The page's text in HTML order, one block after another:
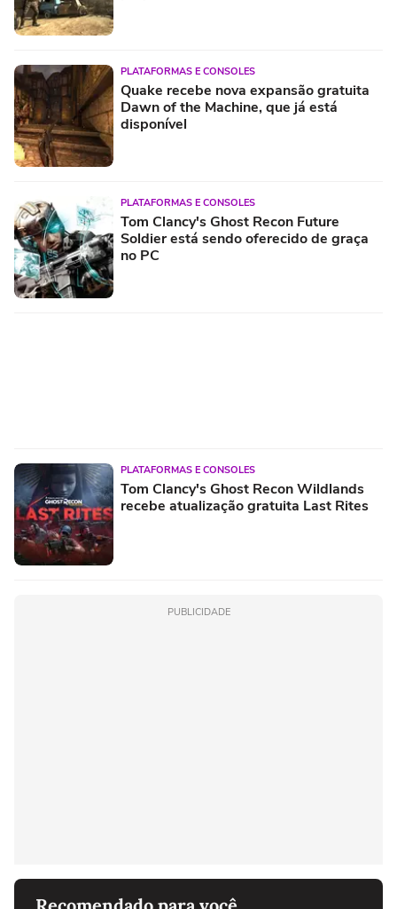
PLATAFORMAS E CONSOLES
Quake recebe nova expansão gratuita
Dawn of the Machine, que já está
disponível
PLATAFORMAS E CONSOLES
Tom Clancy's Ghost Recon Future
Soldier está sendo oferecido de graça
no PC
PLATAFORMAS E CONSOLES
Tom Clancy's Ghost Recon Wildlands
recebe atualização gratuita Last Rites
PUBLICIDADE